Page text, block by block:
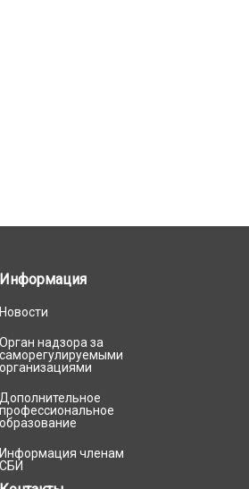
Информация
Новости
Орган надзора за
саморегулируемыми
организациями
Дополнительное
профессиональное
образование
Информация членам
СБИ